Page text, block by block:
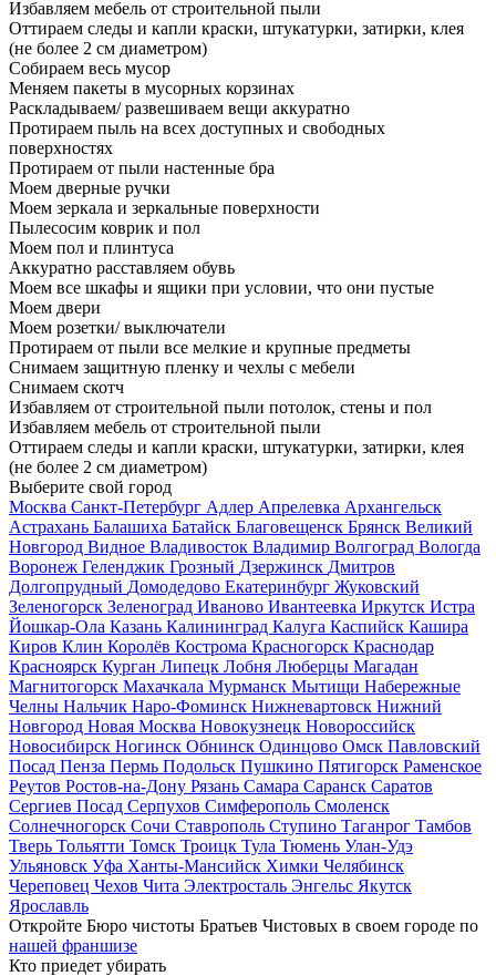
Избавляем мебель от строительной пыли
Оттираем следы и капли краски, штукатурки, затирки, клея
(не более 2 см диаметром)
Собираем весь мусор
Меняем пакеты в мусорных корзинах
Раскладываем/ развешиваем вещи аккуратно
Протираем пыль на всех доступных и свободных
поверхностях
Протираем от пыли настенные бра
Моем дверные ручки
Моем зеркала и зеркальные поверхности
Пылесосим коврик и пол
Моем пол и плинтуса
Аккуратно расставляем обувь
Моем все шкафы и ящики при условии, что они пустые
Моем двери
Моем розетки/ выключатели
Протираем от пыли все мелкие и крупные предметы
Снимаем защитную пленку и чехлы с мебели
Снимаем скотч
Избавляем от строительной пыли потолок, стены и пол
Избавляем мебель от строительной пыли
Оттираем следы и капли краски, штукатурки, затирки, клея
(не более 2 см диаметром)
Выберите свой город
Москва Санкт-Петербург Адлер Апрелевка Архангельск
Астрахань Балашиха Батайск Благовещенск Брянск Великий
Новгород Видное Владивосток Владимир Волгоград Вологда
Воронеж Геленджик Грозный Дзержинск Дмитров
Долгопрудный Домодедово Екатеринбург Жуковский
Зеленогорск Зеленоград Иваново Ивантеевка Иркутск Истра
Йошкар-Ола Казань Калининград Калуга Каспийск Кашира
Киров Клин Королёв Кострома Красногорск Краснодар
Красноярск Курган Липецк Лобня Люберцы Магадан
Магнитогорск Махачкала Мурманск Мытищи Набережные
Челны Нальчик Наро-Фоминск Нижневартовск Нижний
Новгород Новая Москва Новокузнецк Новороссийск
Новосибирск Ногинск Обнинск Одинцово Омск Павловский
Посад Пенза Пермь Подольск Пушкино Пятигорск Раменское
Реутов Ростов-на-Дону Рязань Самара Саранск Саратов
Сергиев Посад Серпухов Симферополь Смоленск
Солнечногорск Сочи Ставрополь Ступино Таганрог Тамбов
Тверь Тольятти Томск Троицк Тула Тюмень Улан-Удэ
Ульяновск Уфа Ханты-Мансийск Химки Челябинск
Череповец Чехов Чита Электросталь Энгельс Якутск
Ярославль
Откройте Бюро чистоты Братьев Чистовых в своем городе по
нашей франшизе
Кто приедет убирать